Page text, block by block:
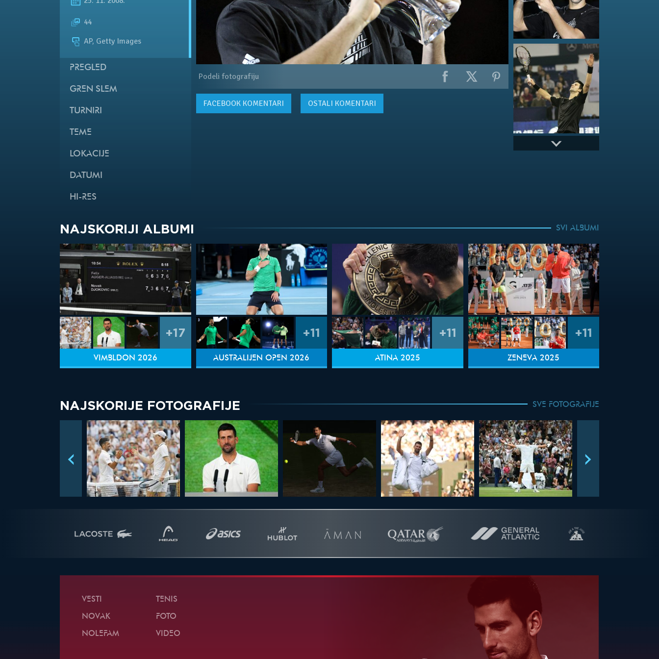
44
AP, Getty Images
PREGLED
GREN SLEM
TURNIRI
TEME
LOKACIJE
DATUMI
HI-RES
Podeli fotografiju
FACEBOOKKOMENTARI OSTALI KOMENTARI
NAJSKORIJI ALBUMI SVI ALBUMI
+17
VIMBLDON 2026
+11
AUSTRALIJEN OPEN 2026
+11
ATINA 2025
+11
ŽENEVA 2025
NAJSKORIJE FOTOGRAFIJE SVE FOTOGRAFIJE
VESTI
NOVAK
NOLEFAM
TENIS
FOTO
VIDEO